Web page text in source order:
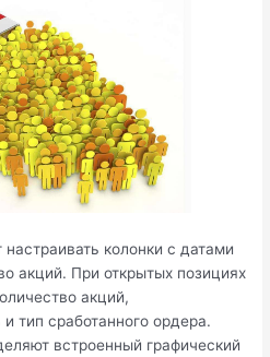
колонки с датами
акций. При открытых позициях
акций,
тип сработанного ордера.
встроенный графический